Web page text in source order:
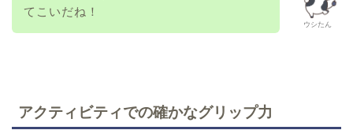
ウシたん
てこいだね！
アクティビティでの確かなグリップ力